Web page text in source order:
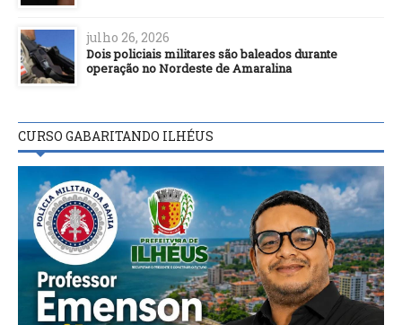
julho 26, 2026
Dois policiais militares são baleados durante
operação no Nordeste de Amaralina
CURSO GABARITANDO ILHÉUS